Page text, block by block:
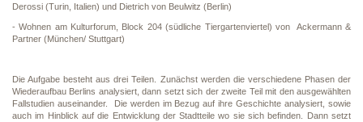
Derossi (Turin, Italien) und Dietrich von Beulwitz (Berlin)
- Wohnen am Kulturforum, Block 204 (südliche Tiergartenviertel) von Ackermann &
Partner (München/ Stuttgart)
Die Aufgabe besteht aus drei Teilen. Zunächst werden die verschiedene Phasen der
Wiederaufbau Berlins analysiert, dann setzt sich der zweite Teil mit den ausgewählten
Fallstudien auseinander. Die werden im Bezug auf ihre Geschichte analysiert, sowie
auch im Hinblick auf die Entwicklung der Stadtteile wo sie sich befinden. Dann setzt